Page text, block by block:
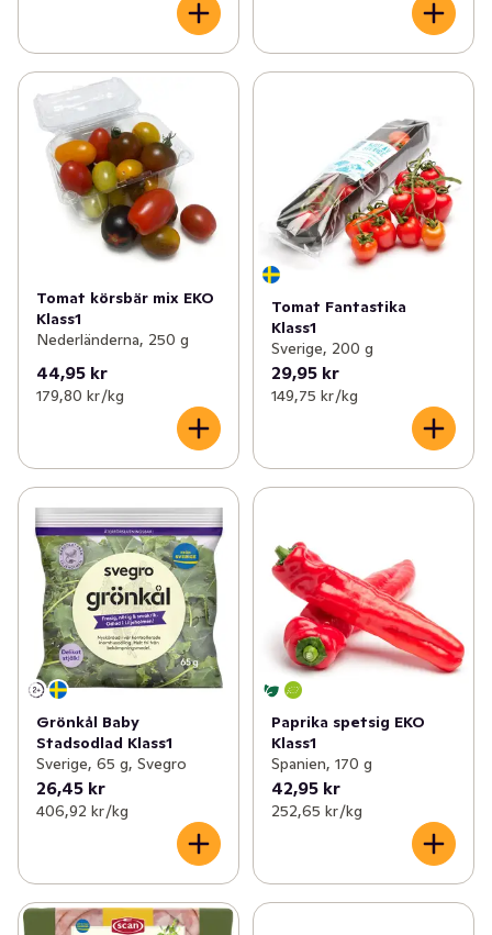
Tomat körsbär mix EKO
Klass1
Nederländerna, 250 g
44,95 kr
179,80 kr /kg
Tomat Fantastika
Klass1
Sverige, 200 g
29,95 kr
149,75 kr /kg
Grönkål Baby
Stadsodlad Klass1
Sverige, 65 g, Svegro
26,45 kr
406,92 kr /kg
Paprika spetsig EKO
Klass1
Spanien, 170 g
42,95 kr
252,65 kr /kg